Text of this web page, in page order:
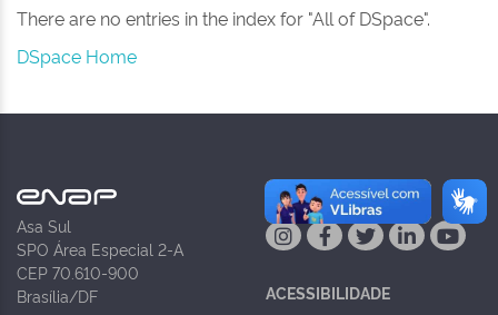
There are no entries in the index for "All of DSpace".
DSpace Home
Asa Sul
SPO Área Especial 2-A
CEP 70.610-900
Brasília/DF
NAS REDES
ACESSIBILIDADE